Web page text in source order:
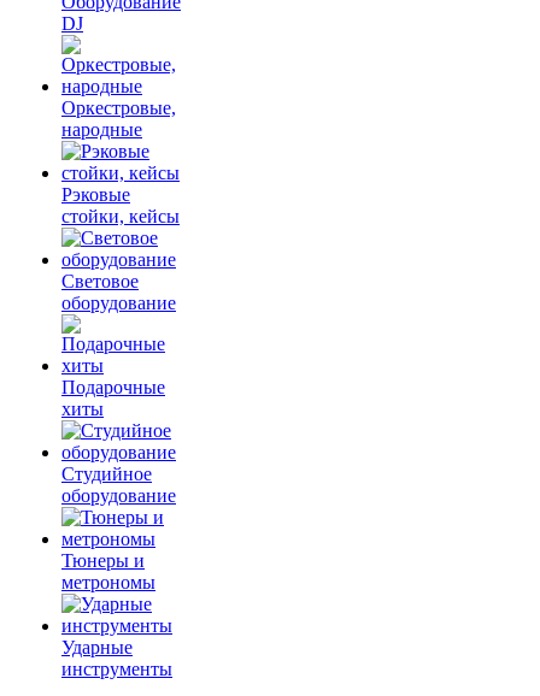
DJ
Оркестровые,
народные
Рэковые
стойки, кейсы
Световое
оборудование
Подарочные
хиты
Студийное
оборудование
Тюнеры и
метрономы
Ударные
инструменты